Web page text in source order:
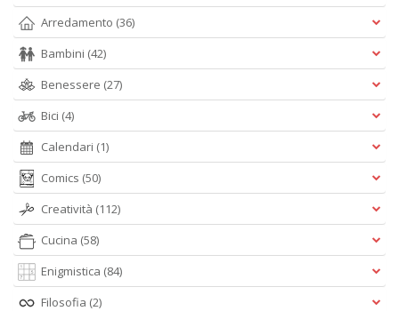
Arredamento (36)
Bambini (42)
Benessere (27)
Bici (4)
Calendari (1)
Comics (50)
Creatività (112)
Cucina (58)
Enigmistica (84)
Filosofia (2)